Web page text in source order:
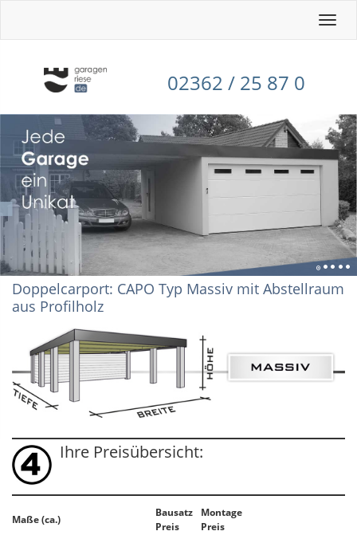
Toggle
02362 / 25 87 0
Doppelcarport: CAPO Typ Massiv mit Abstellraum
aus Profilholz
Ihre Preisübersicht:
Maße (ca.)
Bausatz
Preis
Montage
Preis